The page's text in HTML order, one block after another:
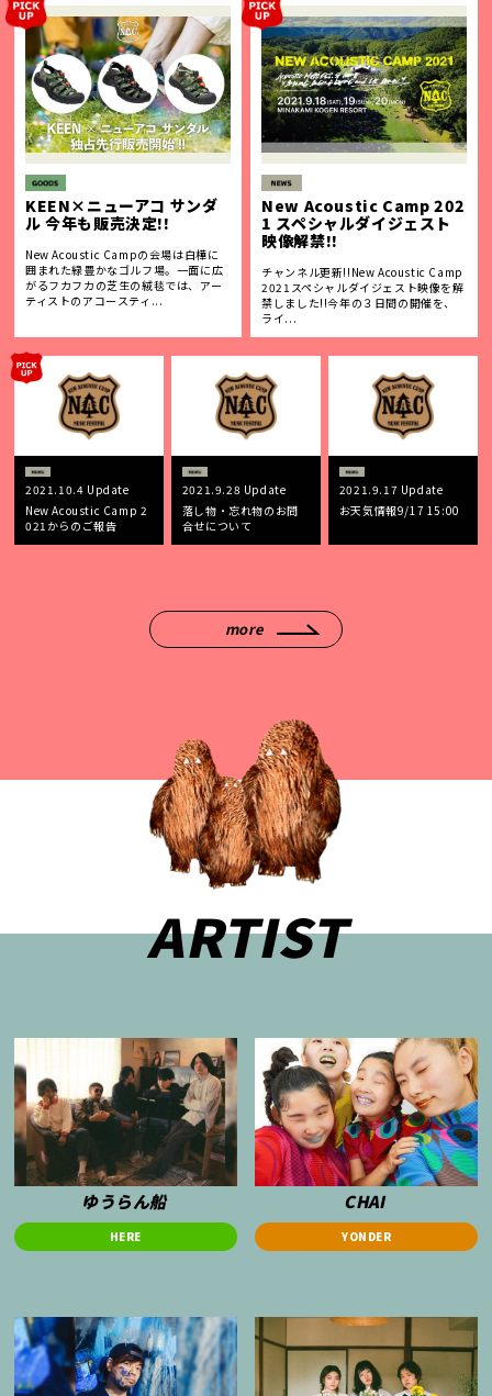
KEEN×ニューアコ サンダ
ル 今年も販売決定!!
New Acoustic Campの会場は白樺に
囲まれた緑豊かなゴルフ場。一面に広
がるフカフカの芝生の絨毯では、アー
ティストのアコースティ...
New Acoustic Camp 202
1 スペシャルダイジェスト
映像解禁!!
チャンネル更新!!New Acoustic Camp
2021スペシャルダイジェスト映像を解
禁しました!!今年の３日間の開催を、
ライ...
2021.10.4 Update
New Acoustic Camp 2
021からのご報告
2021.9.28 Update
落し物・忘れ物のお問
合せについて
2021.9.17 Update
お天気情報9/17 15:00
more
ARTIST
ゆうらん船
HERE
CHAI
YONDER